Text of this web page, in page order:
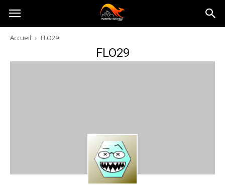
Australia-
australie.com
Accueil FLO29
FLO29